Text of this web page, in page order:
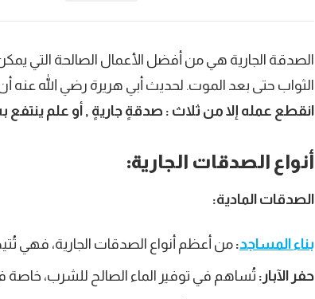
الصدقة الجارية هي من أفضل الأعمال الصالحة التي
الثواب حتى بعد الموت. لحديث أبي هريرة رضي الله عنه
انقطع عمله إلا من ثلاث : صدقةٍ جاريةٍ , أو علم ينتفع
أنواع الصدقات الجارية:
الصدقات المادية:
بناء المساجد: من أعظم أنواع الصدقات الجارية، فهي
حفر الآبار: تُساهم في توفير الماء الصالح للشرب، خاصة